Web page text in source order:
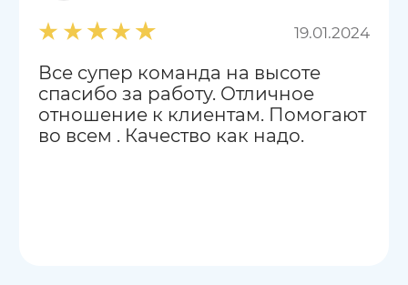
19.01.2024
Все супер команда на высоте
спасибо за работу. Отличное
отношение к клиентам. Помогают
во всем . Качество как надо.